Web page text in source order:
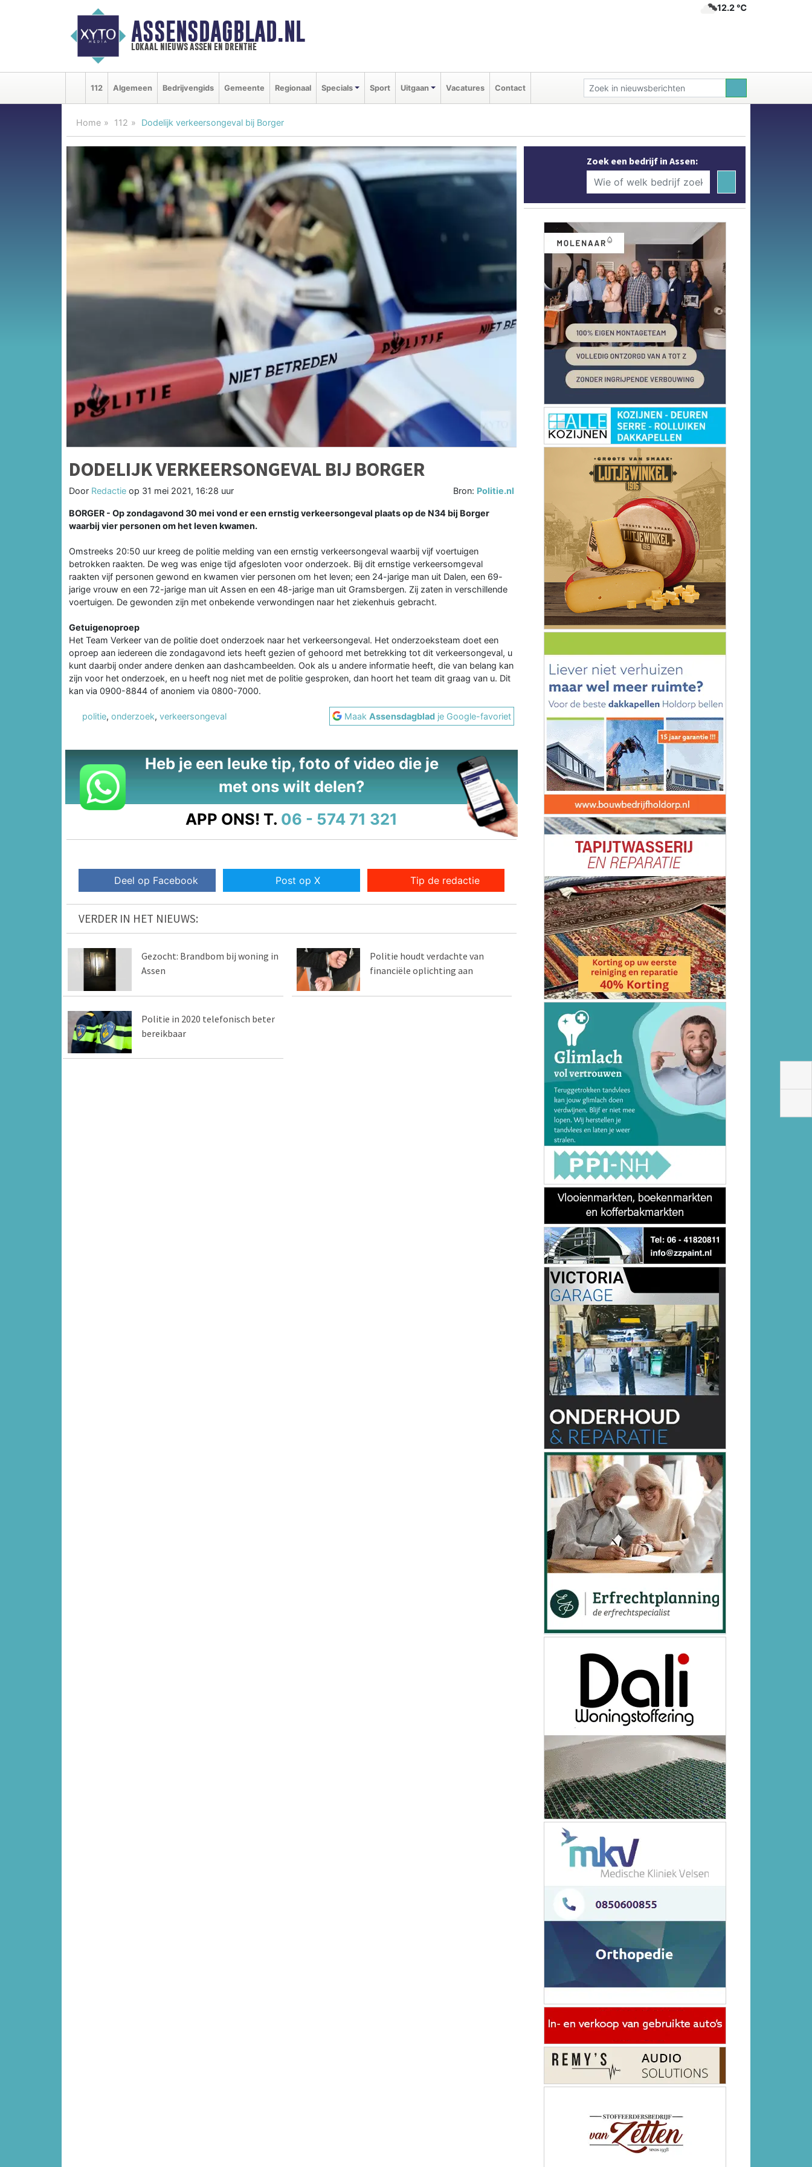
ASSENSDAGBLAD.NL
lokaal nieuws assen en drenthe
12.2 ℃
112 Algemeen Bedrijvengids Gemeente Regionaal Specials Sport Uitgaan Vacatures Contact
Home 112 Dodelijk verkeersongeval bij Borger
DODELIJK VERKEERSONGEVAL BIJ BORGER
Door Redactie op 31 mei 2021, 16:28 uur Bron: Politie.nl
BORGER - Op zondagavond 30 mei vond er een ernstig verkeersongeval plaats op de N34 bij Borger
waarbij vier personen om het leven kwamen.
Omstreeks 20:50 uur kreeg de politie melding van een ernstig verkeersongeval waarbij vijf voertuigen
betrokken raakten. De weg was enige tijd afgesloten voor onderzoek. Bij dit ernstige verkeersomgeval
raakten vijf personen gewond en kwamen vier personen om het leven; een 24-jarige man uit Dalen, een 69-
jarige vrouw en een 72-jarige man uit Assen en een 48-jarige man uit Gramsbergen. Zij zaten in verschillende
voertuigen. De gewonden zijn met onbekende verwondingen naar het ziekenhuis gebracht.
Getuigenoproep
Het Team Verkeer van de politie doet onderzoek naar het verkeersongeval. Het onderzoeksteam doet een
oproep aan iedereen die zondagavond iets heeft gezien of gehoord met betrekking tot dit verkeersongeval, u
kunt daarbij onder andere denken aan dashcambeelden. Ook als u andere informatie heeft, die van belang kan
zijn voor het onderzoek, en u heeft nog niet met de politie gesproken, dan hoort het team dit graag van u. Dit
kan via 0900-8844 of anoniem via 0800-7000.
politie, onderzoek, verkeersongeval MaakAssensdagblad je Google-favoriet
Heb je een leuke tip, foto of video die je
met ons wilt delen?
APP ONS! T. 06 - 574 71 321
Deel op Facebook Post op X Tip de redactie
VERDER IN HET NIEUWS:
Gezocht: Brandbom bij woning in
Assen
Politie houdt verdachte van
financiële oplichting aan
Politie in 2020 telefonisch beter
bereikbaar
Zoek een bedrijf in Assen: